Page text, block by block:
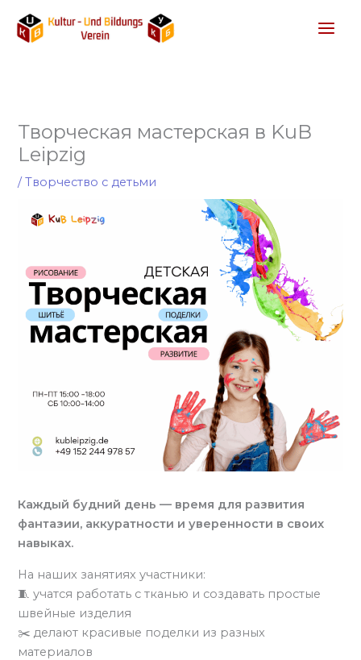
содержимому
Творческая мастерская в KuB
Leipzig
/Творчество с детьми
Каждый будний день — время для развития
фантазии, аккуратности и уверенности в своих
навыках.
На наших занятиях участники:
🧵 учатся работать с тканью и создавать простые
швейные изделия
✂️ делают красивые поделки из разных
материалов